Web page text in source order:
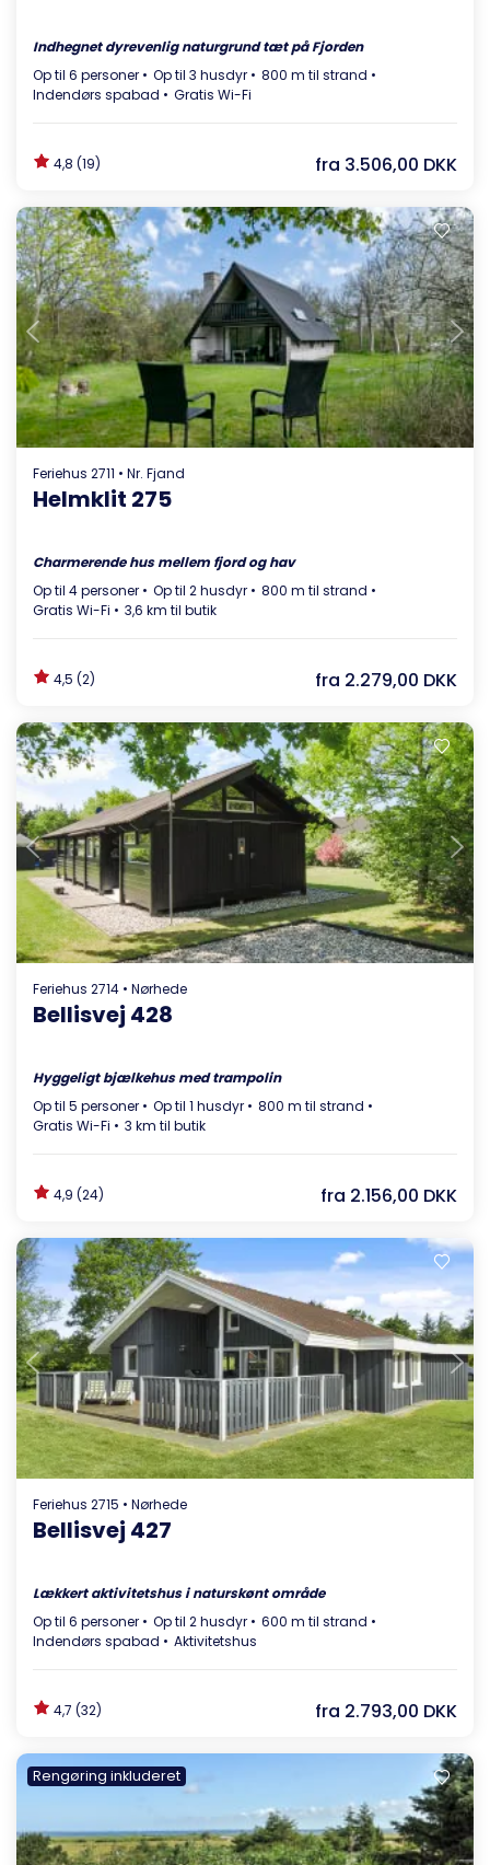
Indhegnet dyrevenlig naturgrund tæt på Fjorden
Op til 6 personer
Op til 3 husdyr
800 m til strand
Indendørs spabad
Gratis Wi-Fi
4,8 (19) fra 3.506,00 DKK
Indlæser...
Feriehus 2711 • Nr. Fjand
Helmklit 275
Charmerende hus mellem fjord og hav
Op til 4 personer
Op til 2 husdyr
800 m til strand
Gratis Wi-Fi
3,6 km til butik
4,5 (2) fra 2.279,00 DKK
Indlæser...
Feriehus 2714 • Nørhede
Bellisvej 428
Hyggeligt bjælkehus med trampolin
Op til 5 personer
Op til 1 husdyr
800 m til strand
Gratis Wi-Fi
3 km til butik
4,9 (24) fra 2.156,00 DKK
Indlæser...
Feriehus 2715 • Nørhede
Bellisvej 427
Lækkert aktivitetshus i naturskønt område
Op til 6 personer
Op til 2 husdyr
600 m til strand
Indendørs spabad
Aktivitetshus
4,7 (32) fra 2.793,00 DKK
Rengøring inkluderet